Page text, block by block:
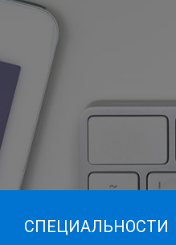
СПЕЦИАЛЬНОСТИ